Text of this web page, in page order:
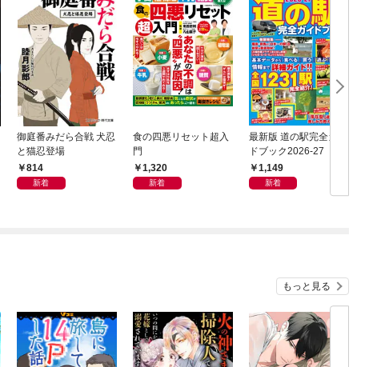
御庭番みだら合戦 犬忍
と猫忍登場
814
新着
食の四悪リセット超入
門
1,320
新着
最新版 道の駅完全ガイ
ドブック2026-27
1,149
新着
もっと見る